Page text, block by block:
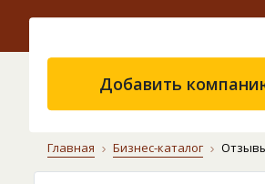
Добавить
Главная Бизнес-каталог